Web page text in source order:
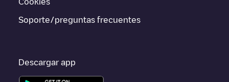
Soporte/preguntas frecuentes
Descargar app